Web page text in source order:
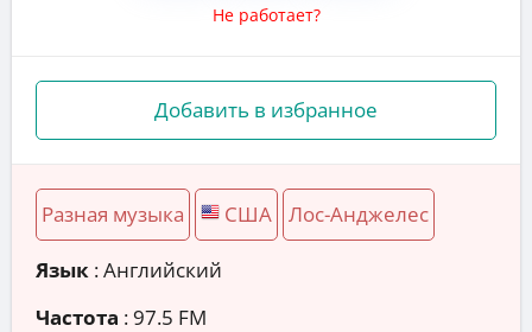
Не работает?
Добавить в избранное
Разная музыка США Лос-Анджелес
Язык : Английский
Частота : 97.5 FM